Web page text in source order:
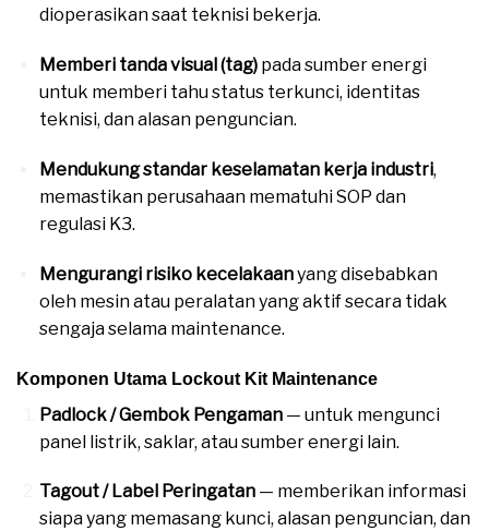
dioperasikan saat teknisi bekerja.
Memberi tanda visual (tag)pada sumber energi
untuk memberi tahu status terkunci, identitas
teknisi, dan alasan penguncian.
Mendukung standar keselamatan kerja industri,
memastikan perusahaan mematuhi SOP dan
regulasi K3.
Mengurangi risiko kecelakaanyang disebabkan
oleh mesin atau peralatan yang aktif secara tidak
sengaja selama maintenance.
Komponen Utama Lockout Kit Maintenance
Padlock / Gembok Pengaman— untuk mengunci
panel listrik, saklar, atau sumber energi lain.
Tagout / Label Peringatan— memberikan informasi
siapa yang memasang kunci, alasan penguncian, dan